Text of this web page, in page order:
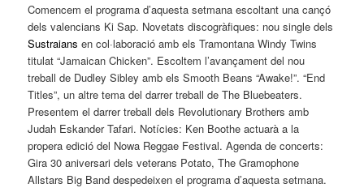
Comencem el programa d’aquesta setmana escoltant una cançó
dels valencians Ki Sap. Novetats discogràfiques: nou single dels
Sustraians en col·laboració amb els Tramontana Windy Twins
titulat “Jamaican Chicken”. Escoltem l’avançament del nou
treball de Dudley Sibley amb els Smooth Beans “Awake!”. “End
Titles”, un altre tema del darrer treball de The Bluebeaters.
Presentem el darrer treball dels Revolutionary Brothers amb
Judah Eskander Tafari. Notícies: Ken Boothe actuarà a la
propera edició del Nowa Reggae Festival. Agenda de concerts:
Gira 30 aniversari dels veterans Potato, The Gramophone
Allstars Big Band despedeixen el programa d’aquesta setmana.